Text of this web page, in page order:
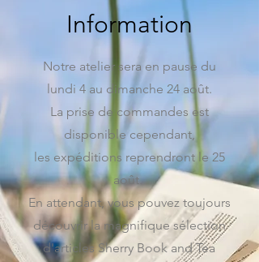
Information
Notre atelier sera en pause du
lundi 4 au dimanche 24 août.
La prise de commandes est
disponible cependant,
es expéditions reprendront le 25
août.
En attendant, vous pouvez toujours
découvrir la magnifique sélection
d'articles Sherry Book and Tea